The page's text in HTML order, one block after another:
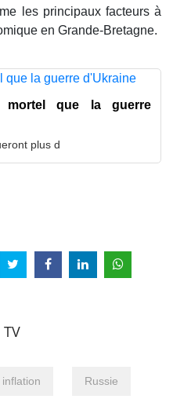
les principaux facteurs à
en Grande-Bretagne.
que la guerre
plus d
TV
inflation Russie